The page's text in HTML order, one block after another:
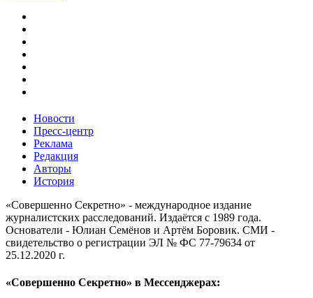
Новости
Пресс-центр
Реклама
Редакция
Авторы
История
«Совершенно Секретно» - международное издание
журналистских расследований. Издаётся с 1989 года.
Основатели - Юлиан Семёнов и Артём Боровик. CМИ -
свидетельство о регистрации ЭЛ № ФС 77-79634 от
25.12.2020 г.
«Совершенно Секретно» в Мессенджерах: